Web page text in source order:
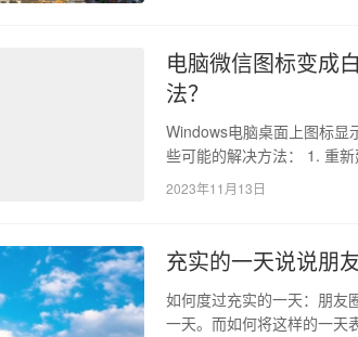
电脑微信图标变成
法？
Windows电脑桌面上图标显
些可能的解决方法： 1. 重
器”进程，…
2023年11月13日
充实的一天说说朋
如何度过充实的一天：朋友
一天。而如何将这样的一天